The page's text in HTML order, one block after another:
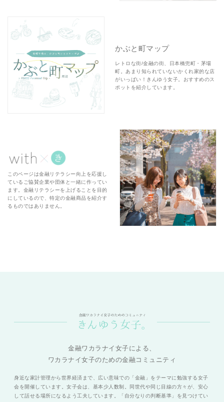
かぶと町マップ
レトロな街/金融の街、日本橋兜町・茅場
町。あまり知られていないかくれ家的な店
がいっぱい！きんゆう女子。おすすめのス
ポットを紹介しています。
このページは金融リテラシー向上を応援し
ているご協賛企業や団体と一緒に作ってい
ます。金融リテラシーを上げることを目的
にしているので、特定の金融商品を紹介す
るものではありません。
金融ワカラナイ女子による、
ワカラナイ女子のための金融コミュニティ
身近な家計管理から世界経済まで、広い意味での「金融」をテーマに勉強する女子
会を開催しています。女子会は、基本少人数制。同世代や同じ目線の方々が、安心
して話せる場所になるよう工夫しています。「自分なりの判断基準」を見つけてい